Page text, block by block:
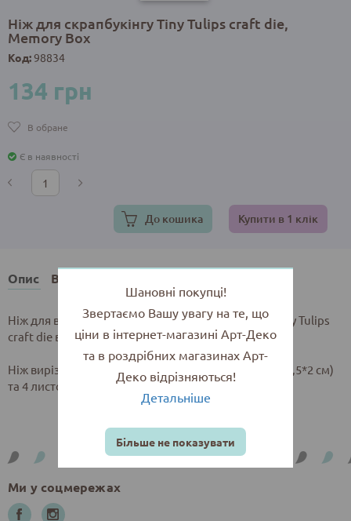
Ніж для скрапбукінгу Tiny Tulips craft die,
Memory Box
Код: 98834
134 грн
В обране
Є в наявності
До кошика Купити в 1 клік
Опис Відгуки
Ніж для вирізання - тюльпани з листочками Ніж Tiny Tulips
craft die від Memory Box.
Ніж вирізає 5 тюльпанів розміром 0,2*0,8 дюймів (0,5*2 см)
та 4 листочки розміром 0,2*0,6 дюймів (0,5*1,5 см).
Ми у соцмережах
Шановні покупці!
Звертаємо Вашу увагу на те, що
ціни в інтернет-магазині Арт-Деко
та в роздрібних магазинах Арт-
Деко відрізняються!
Детальніше
Більше не показувати